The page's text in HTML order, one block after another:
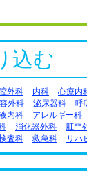
込む
外科 内科 心療内
外科 泌尿器科 呼
内科 アレルギー科
消化器外科 肛門
査科 救急科 リハ